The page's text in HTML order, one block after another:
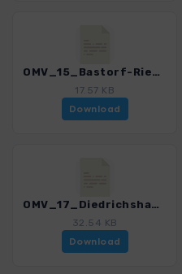
OMV_15_Bastorf-Riedensee.gpx
17.57 KB
Download
OMV_17_DiedrichshaegerBerge.gpx
32.54 KB
Download